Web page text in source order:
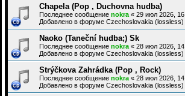
Chapela (Pop , Duchovna hudba)
Последнее сообщение nokra « 29 июл 2026,
Добавлено в форуме Czechoslovakia (lossless)
Naoko (Taneční hudba;) Sk
Последнее сообщение nokra « 28 июл 2026,
Добавлено в форуме Czechoslovakia (lossless)
Strýčkova Zahrádka (Pop , Rock)
Последнее сообщение nokra « 28 июл 2026,
Добавлено в форуме Czechoslovakia (lossless)